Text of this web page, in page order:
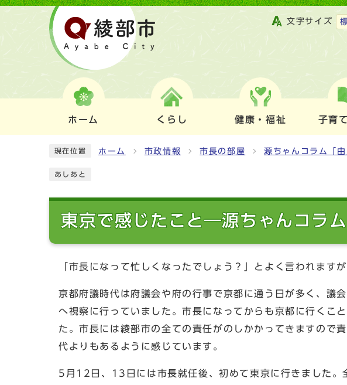
文字サイズ
ホーム くらし 健康・福祉 子育
現在位置 ホーム 市政情報 市長の部屋 源ちゃんコラム「由
あしあと
東京で感じたこと―源ちゃんコラ
「市長になって忙しくなったでしょう？」とよく言われます
京都府議時代は府議会や府の行事で京都に通う日が多く、議
へ視察に行っていました。市長になってからも京都に行くこ
た。市長には綾部市の全ての責任がのしかかってきますので
代よりもあるように感じています。
5月12日、13日には市長就任後、初めて東京に行きました。